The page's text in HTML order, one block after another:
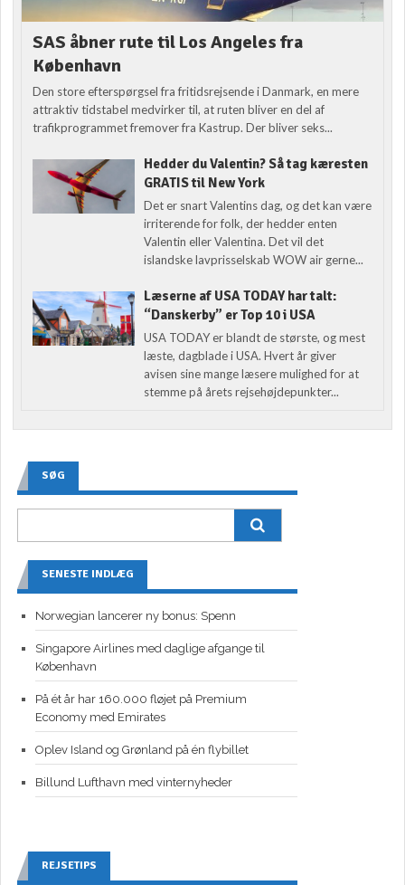
SAS åbner rute til Los Angeles fra
København
Den store efterspørgsel fra fritidsrejsende i Danmark, en mere
attraktiv tidstabel medvirker til, at ruten bliver en del af
trafikprogrammet fremover fra Kastrup. Der bliver seks...
Hedder du Valentin? Så tag kæresten
GRATIS til New York
Det er snart Valentins dag, og det kan være
irriterende for folk, der hedder enten
Valentin eller Valentina. Det vil det
islandske lavprisselskab WOW air gerne...
Læserne af USA TODAY har talt:
“Danskerby” er Top 10 i USA
USA TODAY er blandt de største, og mest
læste, dagblade i USA. Hvert år giver
avisen sine mange læsere mulighed for at
stemme på årets rejsehøjdepunkter...
SØG
SENESTE INDLÆG
Norwegian lancerer ny bonus: Spenn
Singapore Airlines med daglige afgange til
København
På ét år har 160.000 fløjet på Premium
Economy med Emirates
Oplev Island og Grønland på én flybillet
Billund Lufthavn med vinternyheder
REJSETIPS